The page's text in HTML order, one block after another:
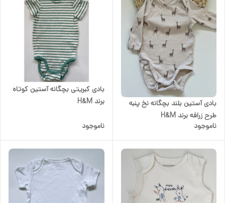
بادی آستین بلند بچگانه نخ پنبه
طرح زرافه برند H&M
ناموجود
بادی کبریتی بچگانه آستین کوتاه
برند H&M
ناموجود